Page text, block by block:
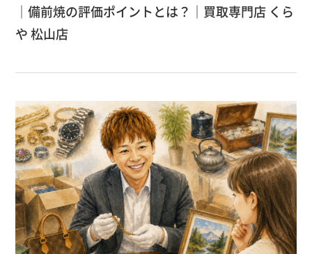
｜備前焼の評価ポイントとは？｜買取専門店 くら
や 松山店